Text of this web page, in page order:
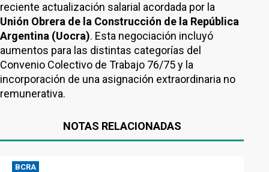
reciente actualización salarial acordada por la
Unión Obrera de la Construcción de la República
Argentina (Uocra). Esta negociación incluyó
aumentos para las distintas categorías del
Convenio Colectivo de Trabajo 76/75 y la
incorporación de una asignación extraordinaria no
remunerativa.
NOTAS RELACIONADAS
BCRA